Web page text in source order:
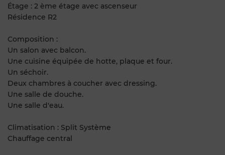
Étage : 2 ème étage avec ascenseur
Résidence R2
Composition :
Un salon avec balcon.
Une cuisine équipée de hotte, plaque et four.
Un séchoir.
Deux chambres à coucher avec dressing.
Une salle de douche.
Une salle d'eau.
Climatisation : Split Système
Chauffage central